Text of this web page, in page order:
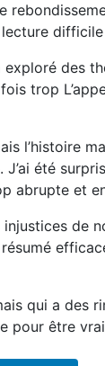
exploré des
trop
l’histoire
été
abrupte et
de
qui a des
pour être